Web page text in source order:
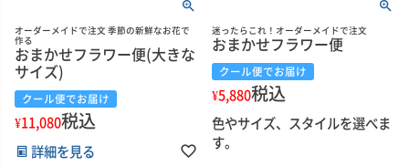
オーダーメイドで注文 季節の新鮮なお花で
作る
おまかせフラワー便(大きな
サイズ)
クール便でお届け
¥11,080税込
詳細を見る
迷ったらこれ！オーダーメイドで注文
おまかせフラワー便
クール便でお届け
¥5,880税込
色やサイズ、スタイルを選べま
す。